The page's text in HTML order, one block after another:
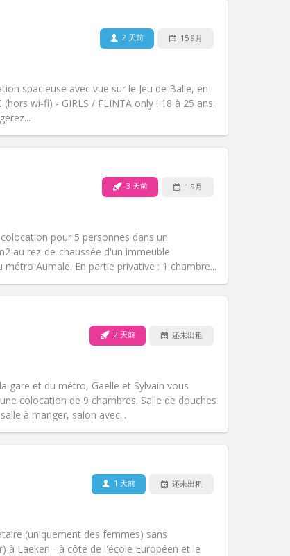
2 天前 15 9月
spacieuse avec vue sur le Jeu de Balle, en
wi-fi) - GIRLS / FLINTA only ! 18 à 25 ans,
其他
氛围:安静, 温馨, 社区氛围
3 天前 1 9月
pour 5 personnes dans un
au rez-de-chaussée d'un immeuble
Aumale. En partie privative : 1 chambre...
其他
氛围:安静, 学习氛围, 社区氛围, 温馨
2 天前 还未出租
gare et du métro, Gaelle et Sylvain vous
colocation de 9 chambres. Salle de douches
à manger, salon avec...
其他
氛围:温馨
1 天前 还未出租
(uniquement des femmes) sans
à Laeken - à côté de l'école Européen et le
氛围:安静, 温馨